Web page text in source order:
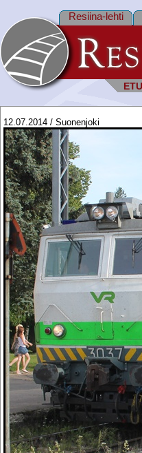
Resiina-lehti
12.07.2014 / Suonenjoki